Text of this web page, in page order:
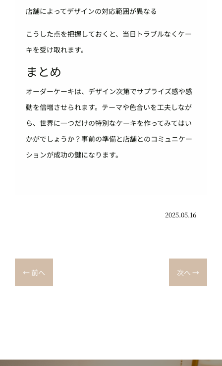
店舗によってデザインの対応範囲が異なる
こうした点を把握しておくと、当日トラブルなくケー
キを受け取れます。
まとめ
オーダーケーキは、デザイン次第でサプライズ感や感
動を倍増させられます。テーマや色合いを工夫しなが
ら、世界に一つだけの特別なケーキを作ってみてはい
かがでしょうか？事前の準備と店舗とのコミュニケー
ションが成功の鍵になります。
2025.05.16
← 前へ 次へ →